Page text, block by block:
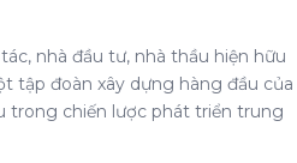
nhà đầu tư, nhà thầu hiện hữu
tập đoàn xây dựng hàng đầu của
trong chiến lược phát triển trung